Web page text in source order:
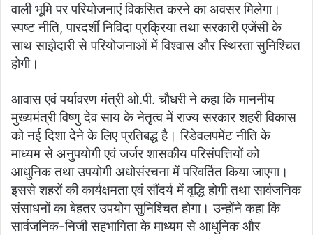
वाली भूमि पर परियोजनाएं विकसित करने का अवसर मिलेगा।
स्पष्ट नीति, पारदर्शी निविदा प्रक्रिया तथा सरकारी एजेंसी के
साथ साझेदारी से परियोजनाओं में विश्वास और स्थिरता सुनिश्चित
होगी।
आवास एवं पर्यावरण मंत्री ओ.पी. चौधरी ने कहा कि माननीय
मुख्यमंत्री विष्णु देव साय के नेतृत्व में राज्य सरकार शहरी विकास
को नई दिशा देने के लिए प्रतिबद्ध है। रिडेवलपमेंट नीति के
माध्यम से अनुपयोगी एवं जर्जर शासकीय परिसंपत्तियों को
आधुनिक तथा उपयोगी अधोसंरचना में परिवर्तित किया जाएगा।
इससे शहरों की कार्यक्षमता एवं सौंदर्य में वृद्धि होगी तथा सार्वजनिक
संसाधनों का बेहतर उपयोग सुनिश्चित होगा। उन्होंने कहा कि
सार्वजनिक-निजी सहभागिता के माध्यम से आधुनिक और